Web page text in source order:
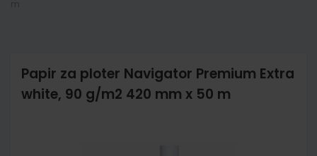
Papir za ploter Navigator Premium Extra
white, 90 g/m2 420 mm x 50 m